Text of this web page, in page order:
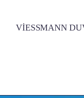
VİESSMANN